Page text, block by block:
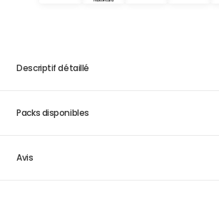
Descriptif détaillé
Packs disponibles
Avis